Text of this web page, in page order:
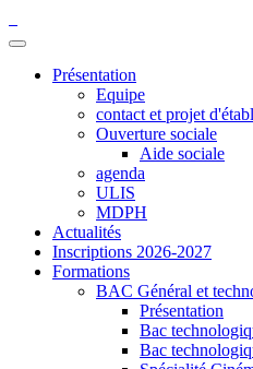
Présentation
Equipe
contact et projet
Ouverture sociale
Aide sociale
agenda
ULIS
MDPH
Actualités
Inscriptions 2026-2027
Formations
BAC Général et
Présentation
Bac
Bac